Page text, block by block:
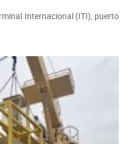
Internacional (ITI), puerto